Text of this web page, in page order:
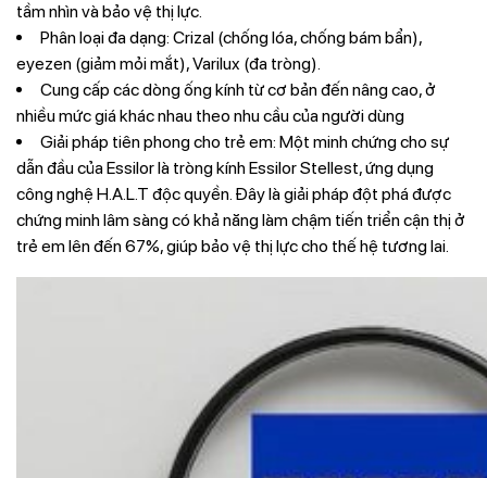
tầm nhìn và bảo vệ thị lực.
Phân loại đa dạng: Crizal (chống lóa, chống bám bẩn),
eyezen (giảm mỏi mắt), Varilux (đa tròng).
Cung cấp các dòng ống kính từ cơ bản đến nâng cao, ở
nhiều mức giá khác nhau theo nhu cầu của người dùng
Giải pháp tiên phong cho trẻ em: Một minh chứng cho sự
dẫn đầu của Essilor là tròng kính Essilor Stellest, ứng dụng
công nghệ H.A.L.T độc quyền. Đây là giải pháp đột phá được
chứng minh lâm sàng có khả năng làm chậm tiến triển cận thị ở
trẻ em lên đến 67%, giúp bảo vệ thị lực cho thế hệ tương lai.